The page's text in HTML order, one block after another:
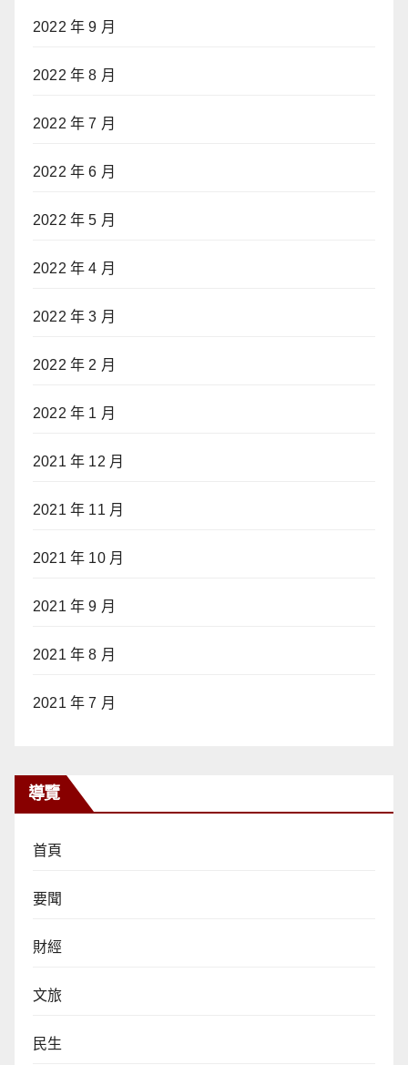
2022 年 9 月
2022 年 8 月
2022 年 7 月
2022 年 6 月
2022 年 5 月
2022 年 4 月
2022 年 3 月
2022 年 2 月
2022 年 1 月
2021 年 12 月
2021 年 11 月
2021 年 10 月
2021 年 9 月
2021 年 8 月
2021 年 7 月
導覽
首頁
要聞
財經
文旅
民生